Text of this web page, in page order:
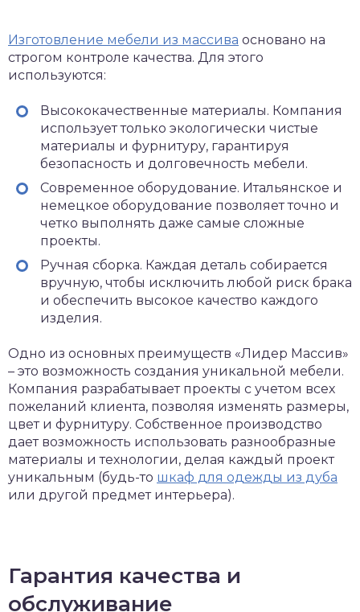
Изготовление мебели из массива основано на
строгом контроле качества. Для этого
используются:
Высококачественные материалы. Компания
использует только экологически чистые
материалы и фурнитуру, гарантируя
безопасность и долговечность мебели.
Современное оборудование. Итальянское и
немецкое оборудование позволяет точно и
четко выполнять даже самые сложные
проекты.
Ручная сборка. Каждая деталь собирается
вручную, чтобы исключить любой риск брака
и обеспечить высокое качество каждого
изделия.
Одно из основных преимуществ «Лидер Массив»
– это возможность создания уникальной мебели.
Компания разрабатывает проекты с учетом всех
пожеланий клиента, позволяя изменять размеры,
цвет и фурнитуру. Собственное производство
дает возможность использовать разнообразные
материалы и технологии, делая каждый проект
уникальным (будь-то шкаф для одежды из дуба
или другой предмет интерьера).
Гарантия качества и
обслуживание